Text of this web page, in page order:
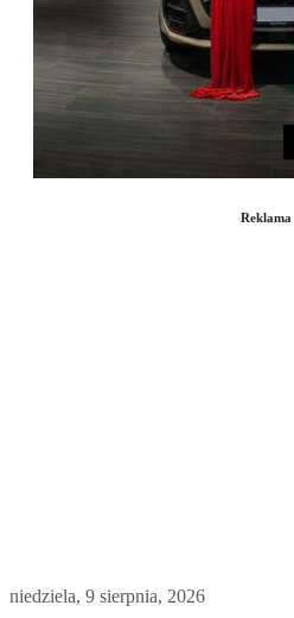
Reklama
niedziela, 9 sierpnia, 2026